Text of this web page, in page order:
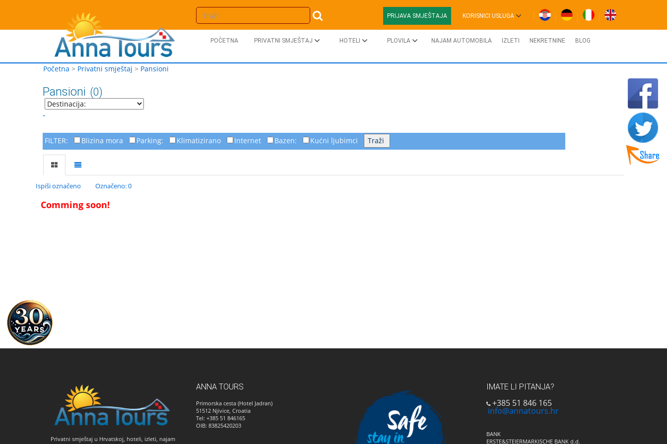
PRIJAVA SMJEŠTAJA KORISNICI USLUGA
POČETNA PRIVATNI SMJEŠTAJ HOTELI PLOVILA NAJAM AUTOMOBILA IZLETI NEKRETNINE BLOG
Početna > Privatni smještaj > Pansioni
Pansioni (0)
-
FILTER: Blizina mora Parking: Klimatizirano Internet Bazen: Kućni ljubimci
Ispiši označeno Označeno: 0
Comming soon!
Privatni smještaj u Hrvatskoj, hoteli, izleti, najam
ANNA TOURS
Primorska cesta (Hotel Jadran)
51512 Njivice, Croatia
Tel: +385 51 846165
OIB: 83825420203
IMATE LI PITANJA?
+385 51 846 165
info@annatours.hr
BANK
ERSTE&STEIERMARKISCHE BANK d.d.